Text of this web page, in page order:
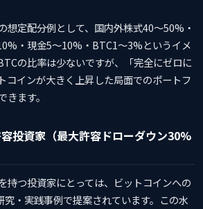
想定配分例として、国内外株式40〜50%・
・現金5〜10%・BTC1〜3%というイメ
の比率は少ないですが、「完全にゼロに
コインが大きく上昇した局面でのポートフ
ます。
投資家（最大許容ドローダウン30%
持つ投資家にとっては、ビットコインへの
・実践事例で提案されています。この水